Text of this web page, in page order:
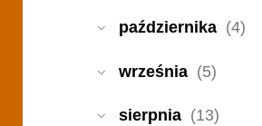
października (4)
września (5)
sierpnia (13)